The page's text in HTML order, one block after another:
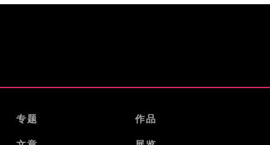
专题 作品